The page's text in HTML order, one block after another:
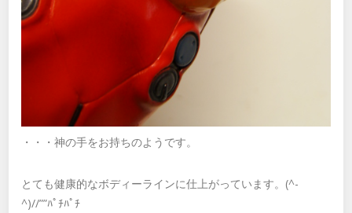
・・・神の手をお持ちのようです。
とても健康的なボディーラインに仕上がっています。(^-
^)//””ﾊﾟﾁﾊﾟﾁ